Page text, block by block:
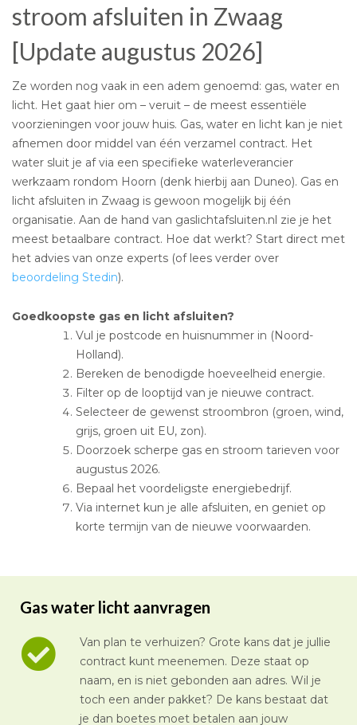
stroom afsluiten in Zwaag
[Update augustus 2026]
Ze worden nog vaak in een adem genoemd: gas, water en
licht. Het gaat hier om – veruit – de meest essentiële
voorzieningen voor jouw huis. Gas, water en licht kan je niet
afnemen door middel van één verzamel contract. Het
water sluit je af via een specifieke waterleverancier
werkzaam rondom Hoorn (denk hierbij aan Duneo). Gas en
licht afsluiten in Zwaag is gewoon mogelijk bij één
organisatie. Aan de hand van gaslichtafsluiten.nl zie je het
meest betaalbare contract. Hoe dat werkt? Start direct met
het advies van onze experts (of lees verder over
beoordeling Stedin).
Goedkoopste gas en licht afsluiten?
Vul je postcode en huisnummer in (Noord-
Holland).
Bereken de benodigde hoeveelheid energie.
Filter op de looptijd van je nieuwe contract.
Selecteer de gewenst stroombron (groen, wind,
grijs, groen uit EU, zon).
Doorzoek scherpe gas en stroom tarieven voor
augustus 2026.
Bepaal het voordeligste energiebedrijf.
Via internet kun je alle afsluiten, en geniet op
korte termijn van de nieuwe voorwaarden.
Gas water licht aanvragen
Van plan te verhuizen? Grote kans dat je jullie
contract kunt meenemen. Deze staat op
naam, en is niet gebonden aan adres. Wil je
toch een ander pakket? De kans bestaat dat
je dan boetes moet betalen aan jouw